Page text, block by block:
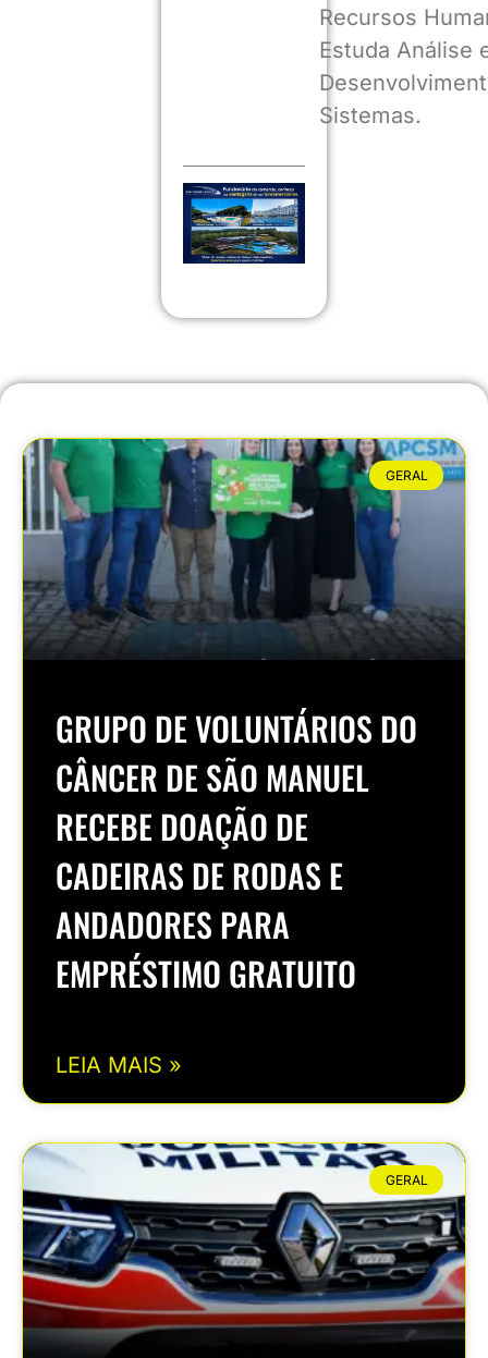
Recursos
Estuda Análise
Sistemas.
GERAL
GRUPO DE VOLUNTÁRIOS DO
CÂNCER DE SÃO MANUEL
RECEBE DOAÇÃO DE
CADEIRAS DE RODAS E
ANDADORES PARA
EMPRÉSTIMO GRATUITO
LEIA MAIS »
GERAL